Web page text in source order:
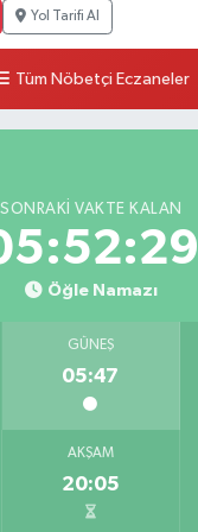
Yol Tarifi Al
Tüm Nöbetçi Eczaneler
SONRAKI VAKTE KALAN
Öğle Namazı
GÜNEŞ
05:47
AKŞAM
20:05